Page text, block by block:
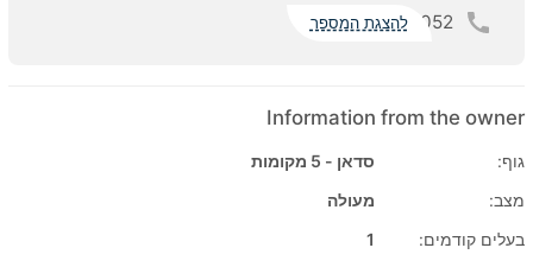
052 להצגת המספר
Information from the owner
גוף:
סדאן - 5 מקומות
מצב:
מעולה
בעלים קודמים:
1